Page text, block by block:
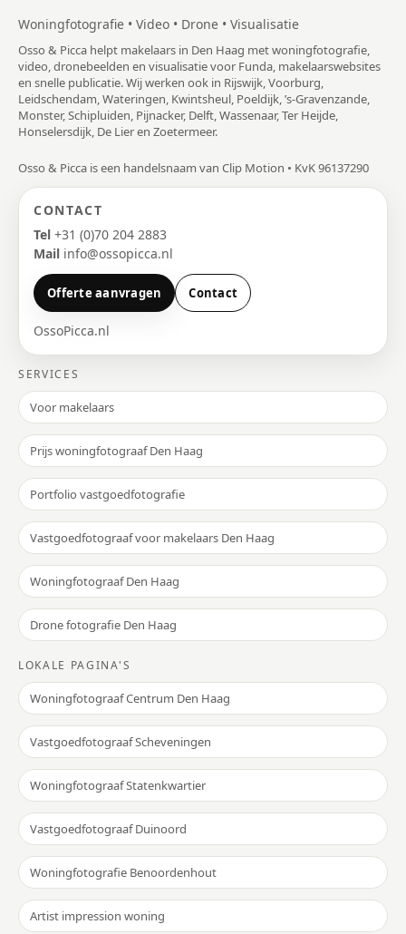
Woningfotografie • Video • Drone • Visualisatie
Osso & Picca helpt makelaars in Den Haag met woningfotografie,
video, dronebeelden en visualisatie voor Funda, makelaarswebsites
en snelle publicatie. Wij werken ook in Rijswijk, Voorburg,
Leidschendam, Wateringen, Kwintsheul, Poeldijk, ’s-Gravenzande,
Monster, Schipluiden, Pijnacker, Delft, Wassenaar, Ter Heijde,
Honselersdijk, De Lier en Zoetermeer.
Osso & Picca is een handelsnaam van Clip Motion • KvK 96137290
CONTACT
Tel +31 (0)70 204 2883
Mail info@ossopicca.nl
Offerte aanvragen Contact
OssoPicca.nl
SERVICES
Voor makelaars
Prijs woningfotograaf Den Haag
Portfolio vastgoedfotografie
Vastgoedfotograaf voor makelaars Den Haag
Woningfotograaf Den Haag
Drone fotografie Den Haag
LOKALE PAGINA'S
Woningfotograaf Centrum Den Haag
Vastgoedfotograaf Scheveningen
Woningfotograaf Statenkwartier
Vastgoedfotograaf Duinoord
Woningfotografie Benoordenhout
Artist impression woning